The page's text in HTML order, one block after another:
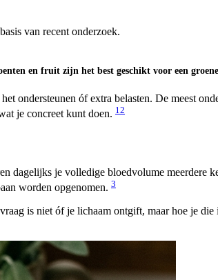
van recent onderzoek.
en fruit zijn het best geschikt voor een
ondersteunen óf extra belasten. De meest
je concreet kunt doen. 1 2
dagelijks je volledige bloedvolume meerdere
worden opgenomen. 3
is niet óf je lichaam ontgift, maar hoe je